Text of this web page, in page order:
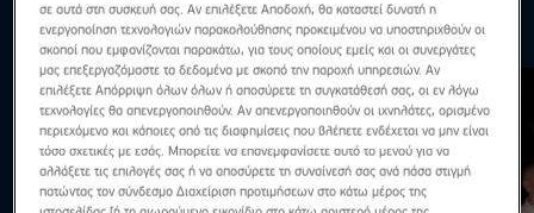
Highlights Δες τα όλα
σε αυτά στη συσκευή σας. Αν επιλέξετε Αποδοχή, θα καταστεί δυνατή η
ενεργοποίηση τεχνολογιών παρακολούθησης προκειμένου να υποστηριχθούν οι
σκοποί που εμφανίζονται παρακάτω, για τους οποίους εμείς και οι συνεργάτες
μας επεξεργαζόμαστε τα δεδομένα με σκοπό την παροχή υπηρεσιών. Αν
επιλέξετε Απόρριψη όλων όλων ή αποσύρετε τη συγκατάθεσή σας, οι εν λόγω
τεχνολογίες θα απενεργοποιηθούν. Αν απενεργοποιηθούν οι ιχνηλάτες, ορισμένο
περιεχόμενο και κάποιες από τις διαφημίσεις που βλέπετε ενδέχεται να μην είναι
τόσο σχετικές με εσάς. Μπορείτε να επανεμφανίσετε αυτό το μενού για να
αλλάξετε τις επιλογές σας ή να αποσύρετε τη συναίνεσή σας ανά πάσα στιγμή
πατώντας τον σύνδεσμο Διαχείριση προτιμήσεων στο κάτω μέρος της